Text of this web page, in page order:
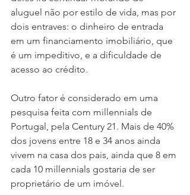
aluguel não por estilo de vida, mas por
dois entraves: o dinheiro de entrada
em um financiamento imobiliário, que
é um impeditivo, e a dificuldade de
acesso ao crédito.
Outro fator é considerado em uma
pesquisa feita com millennials de
Portugal, pela Century 21. Mais de 40%
dos jovens entre 18 e 34 anos ainda
vivem na casa dos pais, ainda que 8 em
cada 10 millennials gostaria de ser
proprietário de um imóvel.